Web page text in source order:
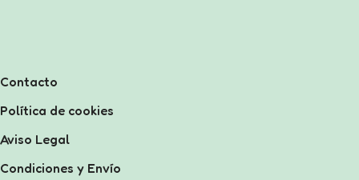
Contacto
Política de cookies
Aviso Legal
Condiciones y Envío